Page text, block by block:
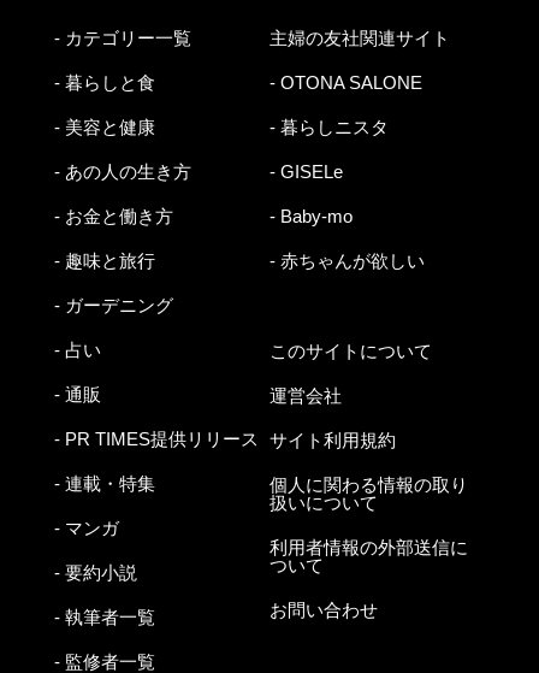
- カテゴリー一覧
- 暮らしと食
- 美容と健康
- あの人の生き方
- お金と働き方
- 趣味と旅行
- ガーデニング
- 占い
- 通販
- PR TIMES提供リリース
- 連載・特集
- マンガ
- 要約小説
- 執筆者一覧
- 監修者一覧
主婦の友社関連サイト
- OTONA SALONE
- 暮らしニスタ
- GISELe
- Baby-mo
- 赤ちゃんが欲しい
このサイトについて
運営会社
サイト利用規約
個人に関わる情報の取り
扱いについて
利用者情報の外部送信に
ついて
お問い合わせ